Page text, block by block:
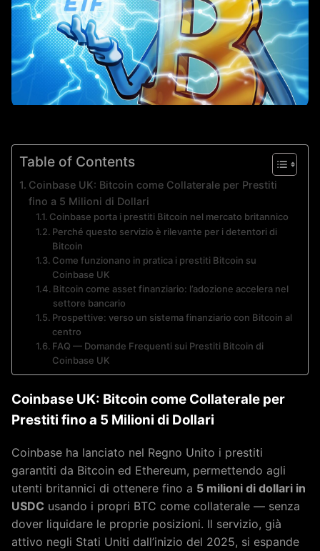
Table of Contents
Coinbase UK: Bitcoin come Collaterale per Prestiti
fino a 5 Milioni di Dollari
Coinbase porta i prestiti Bitcoin nel mercato britannico
Perché questo servizio è rilevante per i detentori di
Bitcoin
Come funzionano in pratica i prestiti Bitcoin su
Coinbase UK
Bitcoin come asset finanziario: l’adozione accelera nel
settore bancario
Prospettive: verso un sistema finanziario con Bitcoin al
centro
FAQ — Domande Frequenti sui Prestiti Bitcoin di
Coinbase UK
Coinbase UK: Bitcoin come Collaterale per
Prestiti fino a 5 Milioni di Dollari
Coinbase ha lanciato nel Regno Unito i prestiti
garantiti da Bitcoin ed Ethereum, permettendo agli
utenti britannici di ottenere fino a 5 milioni di dollari in
USDC usando i propri BTC come collaterale — senza
dover liquidare le proprie posizioni. Il servizio, già
attivo negli Stati Uniti dall’inizio del 2025, si espande